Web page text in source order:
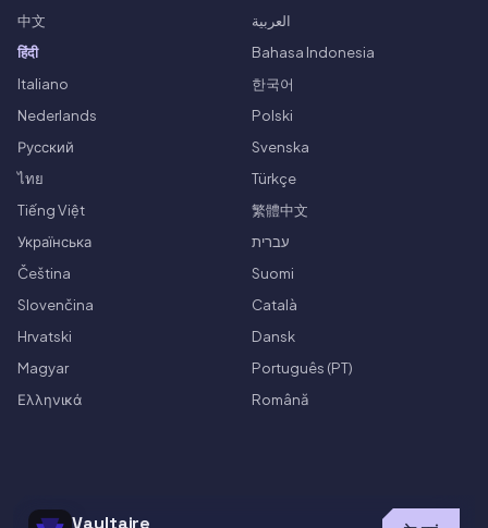
Vaultaire
中文
العربية
हिंदी
Bahasa Indonesia
Italiano
한국어
Nederlands
Polski
Русский
Svenska
ไทย
Türkçe
Tiếng Việt
繁體中文
Українська
עברית
Čeština
Suomi
Slovenčina
Català
Hrvatski
Dansk
Magyar
Português (PT)
Ελληνικά
Română